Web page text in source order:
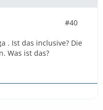
#40
. Ist das inclusive? Die
Was ist das?